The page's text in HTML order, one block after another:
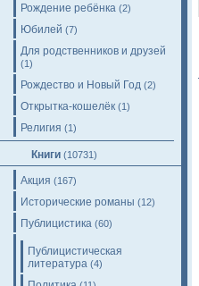
Рождение ребёнка (2)
Юбилей (7)
Для родственников и друзей
(1)
Рождество и Новый Год (2)
Открытка-кошелёк (1)
Религия (1)
Книги (10731)
Акция (167)
Исторические романы (12)
Публицистика (60)
Публицистическая
литература (4)